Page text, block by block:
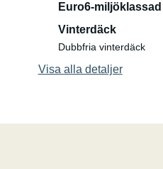
Om du köper en
Gratis parkering under
Euro6-miljöklassad
Vinterdäck
Dubbfria vinterdäck
Visa alla detaljer